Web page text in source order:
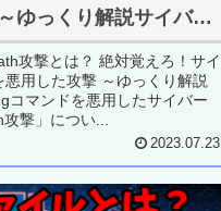
ゆっくり解説サイバー
攻撃とは？ 絶対覚えろ！サイ
用した攻撃 ～ゆっくり解説
コマンドを悪用したサイバー
撃」につい...
2023.07.23